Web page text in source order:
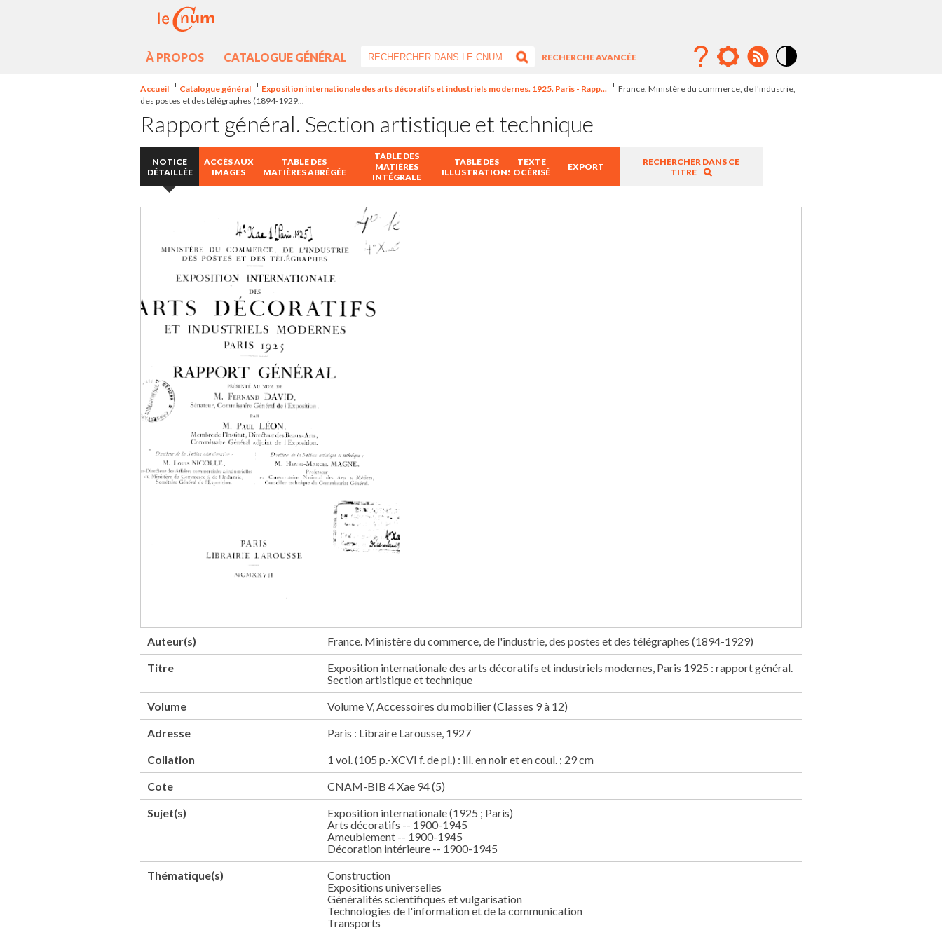
À PROPOS CATALOGUE GÉNÉRAL
RECHERCHE AVANCÉE
élévé
Accueil Catalogue général Exposition internationale des arts décoratifs et industriels modernes. 1925. Paris - Rapp...
France. Ministère du commerce, de l'industrie,
des postes et des télégraphes (1894-1929...
Rapport général. Section artistique et technique
NOTICE
DÉTAILLÉE
ACCÈS AUX
IMAGES
TABLE DES
MATIÈRES ABRÉGÉE
TABLE DES
MATIÈRES
INTÉGRALE
TABLE DES
ILLUSTRATIONS
TEXTE
OCÉRISÉ
EXPORT
RECHERCHER DANS CE
TITRE
Auteur(s)
France. Ministère du commerce, de l'industrie, des postes et des télégraphes (1894-1929)
Titre
Exposition internationale des arts décoratifs et industriels modernes, Paris 1925 : rapport général.
Section artistique et technique
Volume
Volume V, Accessoires du mobilier (Classes 9 à 12)
Adresse
Paris : Libraire Larousse, 1927
Collation
1 vol. (105 p.-XCVI f. de pl.) : ill. en noir et en coul. ; 29 cm
Cote
CNAM-BIB 4 Xae 94 (5)
Sujet(s)
Exposition internationale (1925 ; Paris)
Arts décoratifs -- 1900-1945
Ameublement -- 1900-1945
Décoration intérieure -- 1900-1945
Thématique(s)
Construction
Expositions universelles
Généralités scientifiques et vulgarisation
Technologies de l'information et de la communication
Transports